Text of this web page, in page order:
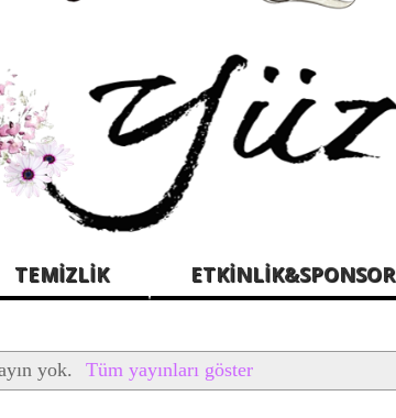
TEMİZLİK ETKİNLİK&SPONSOR
yok. Tüm yayınları göster